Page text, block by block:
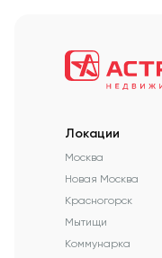
Локации
Москва
Новая Москва
Красногорск
Мытищи
Коммунарка